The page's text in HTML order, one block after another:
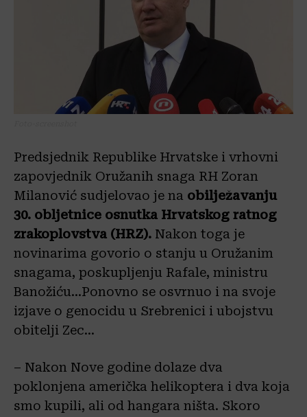
Predsjednik Republike Hrvatske i vrhovni
zapovjednik Oružanih snaga RH Zoran
Milanović sudjelovao je na obilježavanju
30. obljetnice osnutka Hrvatskog ratnog
zrakoplovstva (HRZ). Nakon toga je
novinarima govorio o stanju u Oružanim
snagama, poskupljenju Rafale, ministru
Banožiću…Ponovno se osvrnuo i na svoje
izjave o genocidu u Srebrenici i ubojstvu
obitelji Zec…
– Nakon Nove godine dolaze dva
poklonjena američka helikoptera i dva koja
smo kupili, ali od hangara ništa. Skoro